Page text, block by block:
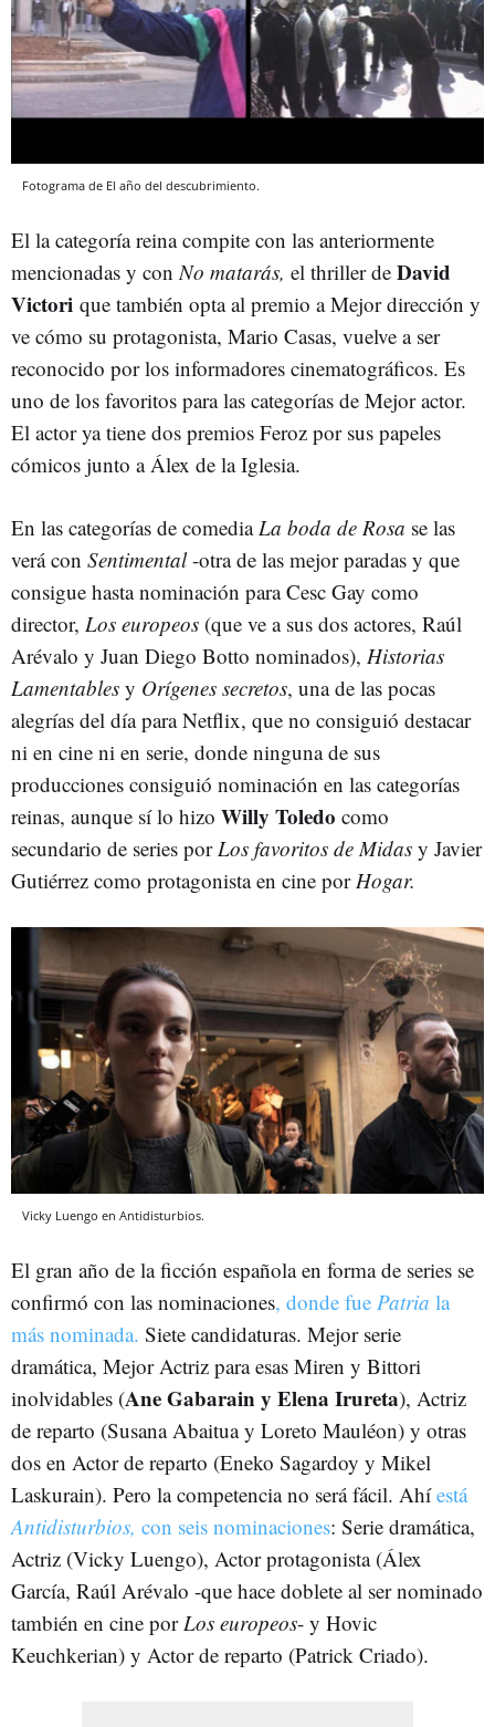
Fotograma de El año del descubrimiento.
El la categoría reina compite con las anteriormente
mencionadas y con No matarás, el thriller de David
Victori que también opta al premio a Mejor dirección y
ve cómo su protagonista, Mario Casas, vuelve a ser
reconocido por los informadores cinematográficos. Es
uno de los favoritos para las categorías de Mejor actor.
El actor ya tiene dos premios Feroz por sus papeles
cómicos junto a Álex de la Iglesia.
En las categorías de comediaLa boda de Rosa se las
verá con Sentimental-otra de las mejor paradas y que
consigue hasta nominación para Cesc Gay como
director, Los europeos (que ve a sus dos actores, Raúl
Arévalo y Juan Diego Botto nominados), Historias
Lamentables y Orígenes secretos, una de las pocas
alegrías del día para Netflix, que no consiguió destacar
ni en cine ni en serie, donde ninguna de sus
producciones consiguió nominación en las categorías
reinas, aunque sí lo hizo Willy Toledo como
secundario de series porLos favoritos de Midas y Javier
Gutiérrez como protagonista en cine porHogar.
Vicky Luengo en Antidisturbios.
El gran año de la ficción española en forma de series se
confirmó con las nominaciones, donde fue Patria la
más nominada. Siete candidaturas. Mejor serie
dramática, Mejor Actriz para esas Miren y Bittori
inolvidables (Ane Gabarain y Elena Irureta), Actriz
de reparto (Susana Abaitua y Loreto Mauléon) y otras
dos en Actor de reparto (Eneko Sagardoy y Mikel
Laskurain). Pero la competencia no será fácil. Ahíestá
Antidisturbios, con seis nominaciones: Serie dramática,
Actriz (Vicky Luengo), Actor protagonista (Álex
García, Raúl Arévalo -que hace doblete al ser nominado
también en cine porLos europeos- y Hovic
Keuchkerian) y Actor de reparto (Patrick Criado).